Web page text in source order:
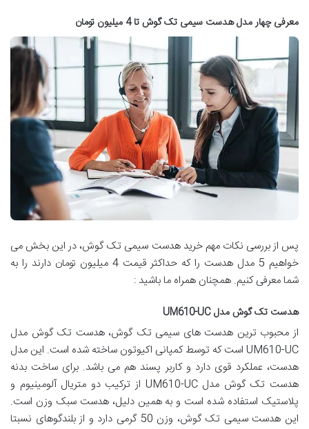
معرفی چهار مدل هدست سیمی تک گوش تا 4 میلیون تومان
پس از بررسی نکات مهم خرید هدست سیمی تک گوش، در این بخش می
خواهیم 5 مدل هدست را که حداکثر قیمت 4 میلیون تومان دارند را به
شما معرفی کنیم. همچنان همراه ما باشید :
هدست تک گوش مدل UM610-UC
از محبوب ترین هدست های سیمی تک گوش، هدست تک گوش مدل
UM610-UC است که توسط کمپانی اکیوتون ساخته شده است. این مدل
هدست، عملکرد قوی دارد و کاربر پسند هم می باشد. برای ساخت بدنه
هدست تک گوش مدل UM610-UC از ترکیب دو متریال آلومینیوم و
پلاستیک استفاده شده است و به همین دلیل، هدست سبک وزن است.
این هدست سیمی تک گوش، وزن 50 گرمی دارد و از بلندگوهای نسبتا